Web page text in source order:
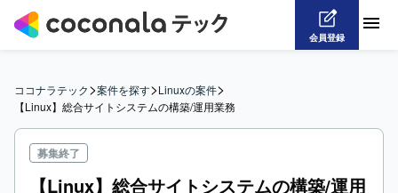
会員登録
ココナラテック>案件を探す>Linuxの案件>
【Linux】総合サイトシステムの構築/運用業務
募集終了
【Linux】総合サイトシステムの構築/運用